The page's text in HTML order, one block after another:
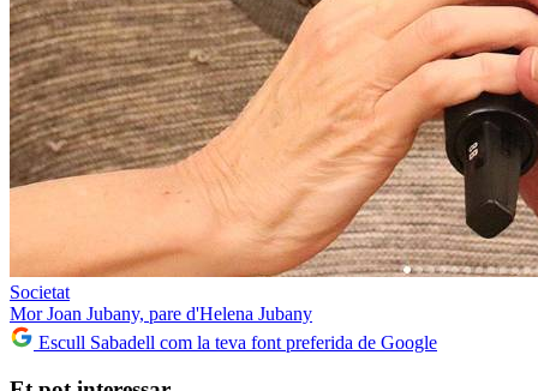
Societat
Mor Joan Jubany, pare d'Helena Jubany
Escull Sabadell com la teva font preferida de Google